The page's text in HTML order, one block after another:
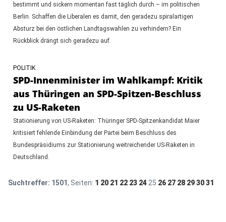
bestimmt und sickern momentan fast täglich durch – im politischen
Berlin. Schaffen die Liberalen es damit, den geradezu spiralartigen
Absturz bei den östlichen Landtagswahlen zu verhindern? Ein
Rückblick drängt sich geradezu auf.
POLITIK
SPD-Innenminister im Wahlkampf: Kritik
aus Thüringen an SPD-Spitzen-Beschluss
zu US-Raketen
Stationierung von US-Raketen: Thüringer SPD-Spitzenkandidat Maier
kritisiert fehlende Einbindung der Partei beim Beschluss des
Bundespräsidiums zur Stationierung weitreichender US-Raketen in
Deutschland.
Suchtreffer: 1501, Seiten: 1 20 21 22 23 24 25 26 27 28 29 30 31